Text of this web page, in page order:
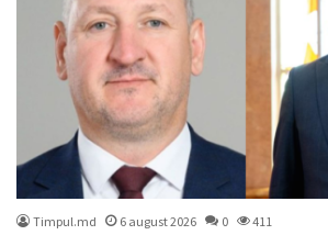
Timpul.md 6 august 2026 0 411